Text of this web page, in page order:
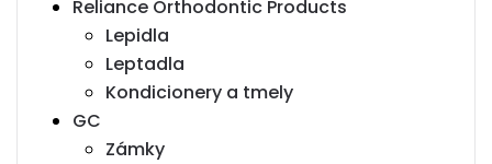
Reliance Orthodontic Products
Lepidla
Leptadla
Kondicionery a tmely
GC
Zámky